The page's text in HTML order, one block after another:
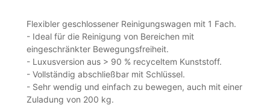
Flexibler geschlossener Reinigungswagen mit 1 Fach.
- Ideal für die Reinigung von Bereichen mit
eingeschränkter Bewegungsfreiheit.
- Luxusversion aus > 90 % recyceltem Kunststoff.
- Vollständig abschließbar mit Schlüssel.
- Sehr wendig und einfach zu bewegen, auch mit einer
Zuladung von 200 kg.